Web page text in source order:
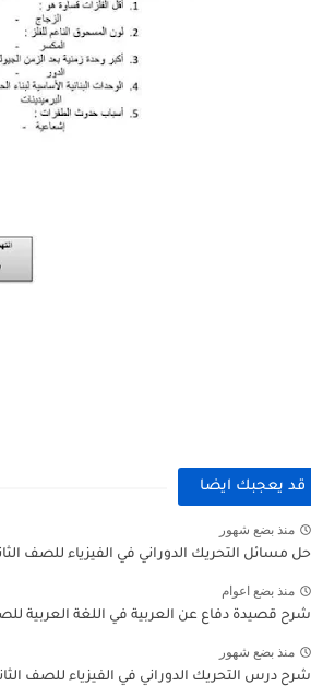
قد يعجبك ايضا
منذ بضع شهور
حل مسائل التحريك الدوراني في الفيزياء للصف
منذ بضع اعوام
شرح قصيدة دفاع عن العربية في اللغة العربية
منذ بضع شهور
شرح درس التحريك الدوراني في الفيزياء للصف